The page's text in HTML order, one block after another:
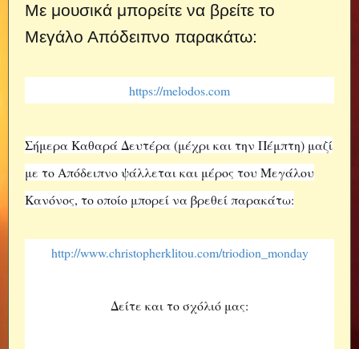
Με μουσικά μπορείτε να βρείτε το
Μεγάλο Απόδειπνο παρακάτω:
https://melodos.com
Σήμερα Καθαρά Δευτέρα (μέχρι και την Πέμπτη) μαζί
με το Απόδειπνο ψάλλεται και μέρος του Μεγάλου
Κανόνος, το οποίο μπορεί να βρεθεί παρακάτω:
http://www.christopherklitou.com/triodion_monday
Δείτε και το σχόλιό μας: